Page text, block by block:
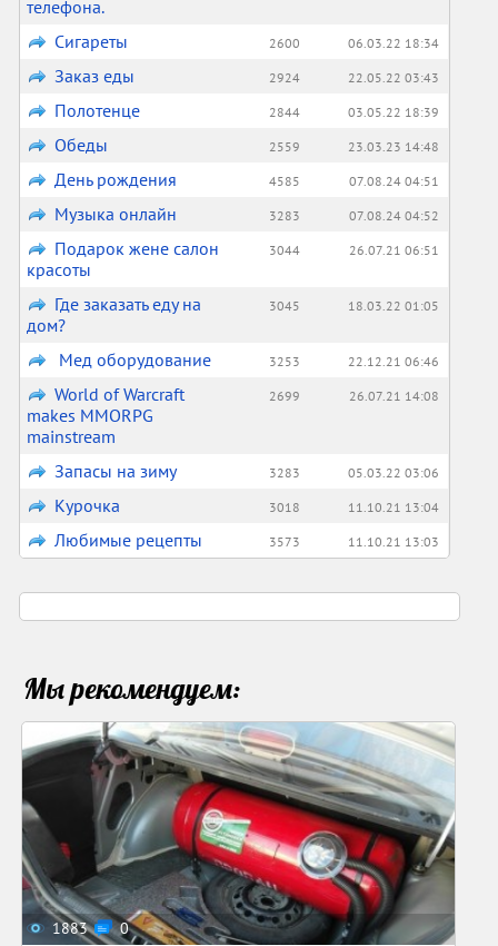
телефона.
Сигареты 2600 06.03.22 18:34
Заказ еды 2924 22.05.22 03:43
Полотенце 2844 03.05.22 18:39
Обеды 2559 23.03.23 14:48
День рождения 4585 07.08.24 04:51
Музыка онлайн 3283 07.08.24 04:52
Подарок жене салон
красоты
3044 26.07.21 06:51
Где заказать еду на
дом?
3045 18.03.22 01:05
Мед оборудование 3253 22.12.21 06:46
World of Warcraft
makes MMORPG
mainstream
2699 26.07.21 14:08
Запасы на зиму 3283 05.03.22 03:06
Курочка 3018 11.10.21 13:04
Любимые рецепты 3573 11.10.21 13:03
Мы рекомендуем:
1883 0